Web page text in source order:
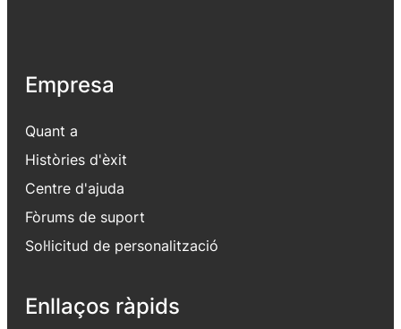
Empresa
Quant a
Històries d'èxit
Centre d'ajuda
Fòrums de suport
Sol·licitud de personalització
Enllaços ràpids